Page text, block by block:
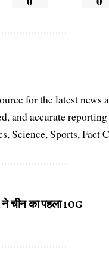
for the latest
and accurate
Science, Sports, Fact
का पहला 10G